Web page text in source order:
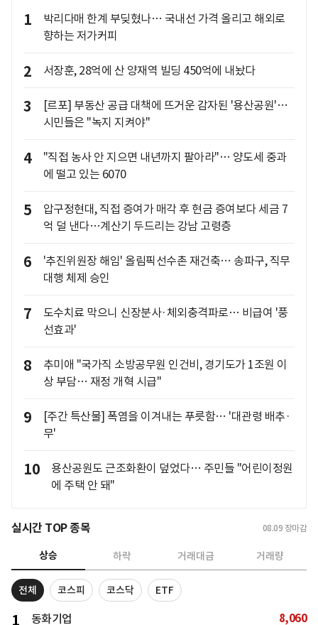
1
박리다매 한계 부딪혔나… 국내선 가격 올리고 해외로
향하는 저가커피
2 서장훈, 28억에 산 양재역 빌딩 450억에 내놨다
3
[르포] 부동산 공급 대책에 뜨거운 감자된 '용산공원'…
시민들은 "녹지 지켜야"
4
"직접 농사 안 지으면 내년까지 팔아라"… 양도세 중과
에 떨고 있는 6070
5
압구정현대, 직접 증여가 매각 후 현금 증여보다 세금 7
억 덜 낸다…계산기 두드리는 강남 고령층
6
'추진위원장 해임' 올림픽선수촌 재건축… 송파구, 직무
대행 체제 승인
7
도수치료 막으니 신장분사·체외충격파로… 비급여 '풍
선효과'
8
추미애 "국가직 소방공무원 인건비, 경기도가 1조원 이
상 부담… 재정 개혁 시급"
9
[주간 특산물] 폭염을 이겨내는 푸릇함… '대관령 배추·
무'
10
용산공원도 근조화환이 덮었다… 주민들 "어린이정원
에 주택 안 돼"
실시간 TOP 종목 08.09 장마감
상승 하락 거래대금 거래량
전체 코스피 코스닥 ETF
1 동화기업 8,060